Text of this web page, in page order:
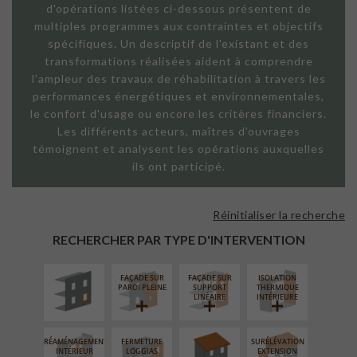
d'opérations listées ci-dessous présentent de
multiples programmes aux contraintes et objectifs
spécifiques. Un descriptif de l'existant et des
transformations réalisées aident à comprendre
l'ampleur des travaux de réhabilitation à travers les
performances énergétiques et environnementales,
le confort d'usage ou encore les critères financiers.
Les différents acteurs, maîtres d'ouvrages
témoignent et analysent les opérations auxquelles
ils ont participé.
RECHERCHER PAR TYPE D'INTERVENTION
Réinitialiser la recherche
EXTÉRIEURE
FAÇADE SUR
PAROI PLEINE
FAÇADE SUR
SUPPORT
LINÉAIRE
ISOLATION
THERMIQUE
INTÉRIEURE
RÉAMÉNAGEMENT
INTÉRIEUR
FERMETURE
LOGGIAS
RÉFECTION DES
TOITURES
SURÉLÉVATION
EXTENSION